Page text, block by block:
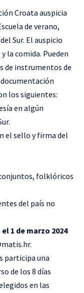
Croata auspicia
de verano,
Sur. El auspicio
la comida. Pueden
de instrumentos de
documentación
los siguientes:
en algún
el sello y firma del
folklóricos
del país no
el 1 de marzo 2024
.
participa una
de los 8 días
en las